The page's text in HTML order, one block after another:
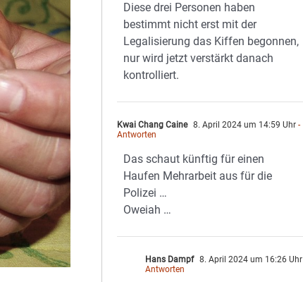
Diese drei Personen haben
bestimmt nicht erst mit der
Legalisierung das Kiffen begonnen,
nur wird jetzt verstärkt danach
kontrolliert.
Kwai Chang Caine 8. April 2024 um 14:59 Uhr -
Antworten
Das schaut künftig für einen
Haufen Mehrarbeit aus für die
Polizei …
Oweiah …
Hans Dampf 8. April 2024 um 16:26 Uhr
Antworten